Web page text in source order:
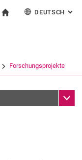
direkt zu: Inhalt
direkt zu: Suche
direkt zu:
Link in einem
DEUTSCH :
Forschungsprojekte